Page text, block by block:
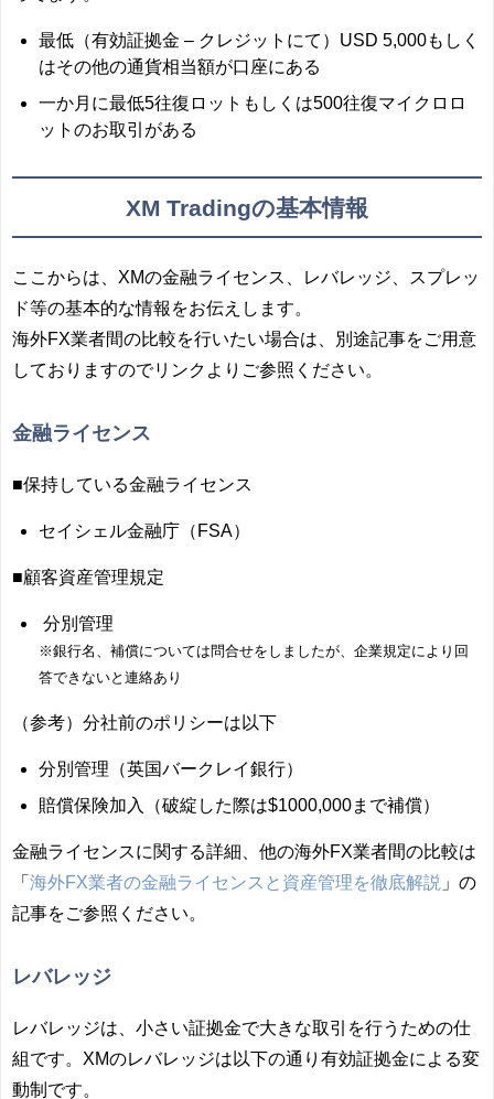
最低（有効証拠金 – クレジットにて）USD 5,000もしく
はその他の通貨相当額が口座にある
一か月に最低5往復ロットもしくは500往復マイクロロ
ットのお取引がある
XM Tradingの基本情報
ここからは、XMの金融ライセンス、レバレッジ、スプレッ
ド等の基本的な情報をお伝えします。
海外FX業者間の比較を行いたい場合は、別途記事をご用意
しておりますのでリンクよりご参照ください。
金融ライセンス
■保持している金融ライセンス
セイシェル金融庁（FSA）
■顧客資産管理規定
分別管理
※銀行名、補償については問合せをしましたが、企業規定により回
答できないと連絡あり
（参考）分社前のポリシーは以下
分別管理（英国バークレイ銀行）
賠償保険加入（破綻した際は$1000,000まで補償）
金融ライセンスに関する詳細、他の海外FX業者間の比較は
「 海外FX業者の金融ライセンスと資産管理を徹底解説 」の
記事をご参照ください。
レバレッジ
レバレッジは、小さい証拠金で大きな取引を行うための仕
組です。XMのレバレッジは以下の通り有効証拠金による変
動制です。